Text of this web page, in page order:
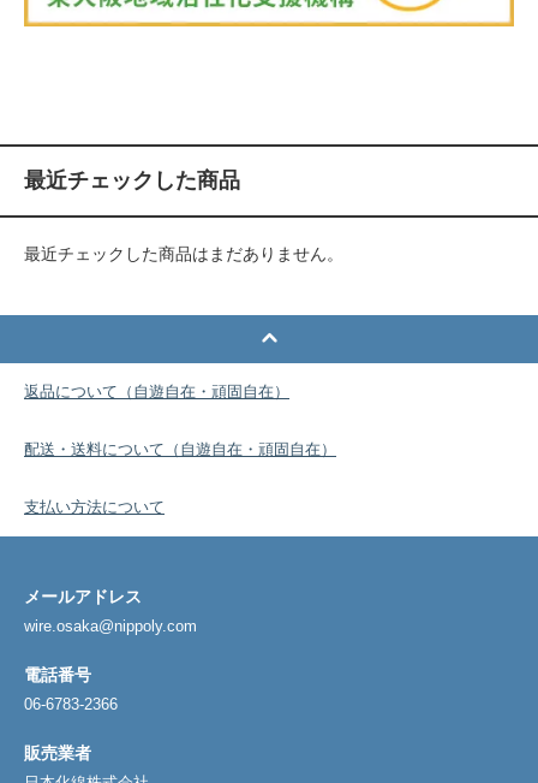
最近チェックした商品
最近チェックした商品はまだありません。
返品について（自遊自在・頑固自在）
配送・送料について（自遊自在・頑固自在）
支払い方法について
メールアドレス
wire.osaka@nippoly.com
電話番号
06-6783-2366
販売業者